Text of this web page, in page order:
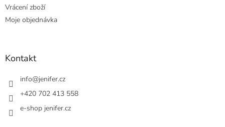
Vrácení zboží
Moje objednávka
Kontakt
info@jenifer.cz
+420 702 413 558
e-shop jenifer.cz